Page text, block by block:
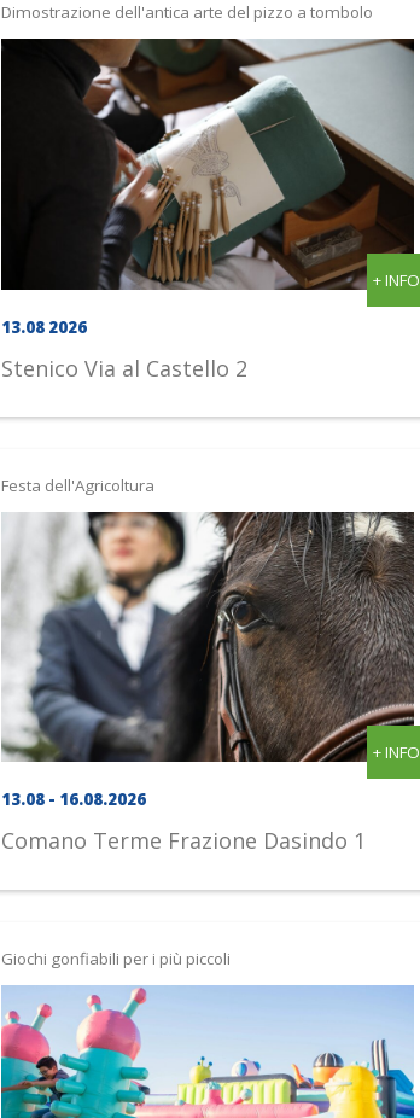
Dimostrazione dell'antica arte del pizzo a tombolo
+ INFO
13.08 2026
Stenico Via al Castello 2
Festa dell'Agricoltura
+ INFO
13.08 - 16.08.2026
Comano Terme Frazione Dasindo 1
Giochi gonfiabili per i più piccoli